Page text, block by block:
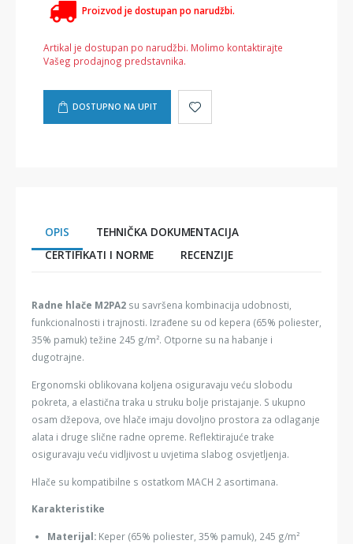
Proizvod je dostupan po narudžbi.
Artikal je dostupan po narudžbi. Molimo kontaktirajte
Vašeg prodajnog predstavnika.
DOSTUPNO NA UPIT
OPIS
TEHNIČKA DOKUMENTACIJA
CERTIFIKATI I NORME
RECENZIJE
Radne hlače M2PA2 su savršena kombinacija udobnosti,
funkcionalnosti i trajnosti. Izrađene su od kepera (65% poliester,
35% pamuk) težine 245 g/m². Otporne su na habanje i
dugotrajne.
Ergonomski oblikovana koljena osiguravaju veću slobodu
pokreta, a elastična traka u struku bolje pristajanje. S ukupno
osam džepova, ove hlače imaju dovoljno prostora za odlaganje
alata i druge slične radne opreme. Reflektirajuće trake
osiguravaju veću vidljivost u uvjetima slabog osvjetljenja.
Hlače su kompatibilne s ostatkom MACH 2 asortimana.
Karakteristike
Materijal: Keper (65% poliester, 35% pamuk), 245 g/m²